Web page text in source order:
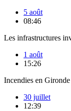
5 août
08:46
Les infrastructures
1 août
15:26
Incendies en
30 juillet
12:39